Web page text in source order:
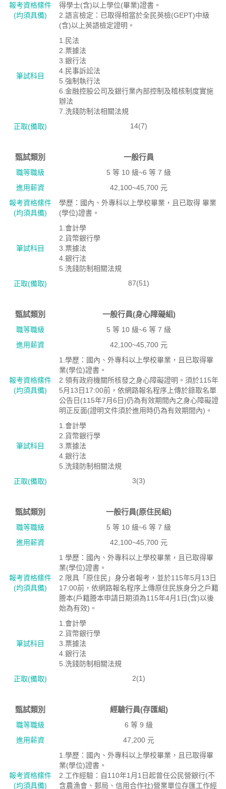
報考資格絛件
(均須具備)
得學士(含)以上學位(畢業)證書。
2.語言檢定：已取得相當於全民英檢(GEPT)中級
(含)以上英語檢定證明。
筆試科目
1.民法
2.票據法
3.銀行法
4.民事訴訟法
5.強制執行法
6.金融控股公司及銀行業內部控制及稽核制度實施
辦法
7.洗錢防制法相關法規
正取(備取)
14(7)
甄試類別 一般行員
職等職級
5 等 10 級~6 等 7 級
進用薪資
42,100~45,700 元
報考資格絛件
(均須具備)
學歷：國內、外專科以上學校畢業，且已取得 畢業
(學位)證書。
筆試科目
1.會計學
2.貨幣銀行學
3.票據法
4.銀行法
5.洗錢防制相關法規
正取(備取)
87(51)
甄試類別 一般行員(身心障礙組)
職等職級
5 等 10 級~6 等 7 級
進用薪資
42,100~45,700 元
報考資格絛件
(均須具備)
1.學歷：國內、外專科以上學校畢業，且已取得畢
業(學位)證書。
2.領有政府機關所核發之身心障礙證明。須於115年
5月13日17:00前，依網路報名程序上傳於錄取名單
公告日(115年7月6日)仍為有效期間內之身心障礙證
明正反面(證明文件須於進用時仍為有效期間內)。
筆試科目
1.會計學
2.貨幣銀行學
3.票據法
4.銀行法
5.洗錢防制相關法規
正取(備取)
3(3)
甄試類別 一般行員(原住民組)
職等職級
5 等 10 級~6 等 7 級
進用薪資
42,100~45,700 元
報考資格絛件
(均須具備)
1 學歷：國內、外專科以上學校畢業，且已取得畢
業(學位)證書。
2.限具「原住民」身分者報考，並於115年5月13日
17:00前，依網路報名程序上傳原住民族身分之戶籍
謄本(戶籍謄本申請日期須為115年4月1日(含)以後
始為有效)。
筆試科目
1.會計學
2.貨幣銀行學
3.票據法
4.銀行法
5.洗錢防制相關法規
正取(備取)
2(1)
甄試類別 經驗行員(存匯組)
職等職級
6 等 9 級
進用薪資
47,200 元
報考資格絛件
(均須具備)
1.學歷：國內、外專科以上學校畢業，且已取得畢
業(學位)證書。
2.工作經驗：自110年1月1日起曾任公民營銀行(不
含農漁會、郵局、信用合作社)營業單位存匯工作經